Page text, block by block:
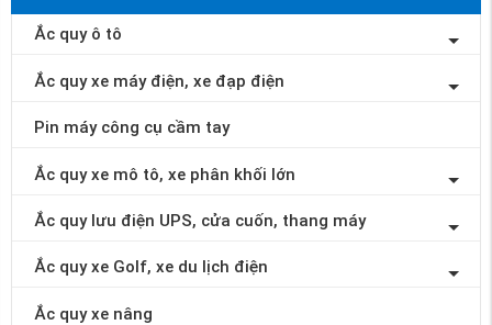
Ắc quy ô tô
Ắc quy xe máy điện, xe đạp điện
Pin máy công cụ cầm tay
Ắc quy xe mô tô, xe phân khối lớn
Ắc quy lưu điện UPS, cửa cuốn, thang máy
Ắc quy xe Golf, xe du lịch điện
Ắc quy xe nâng